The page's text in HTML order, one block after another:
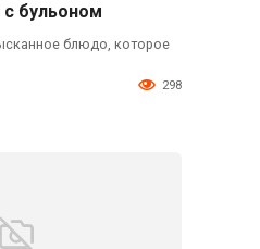
бульоном
блюдо, которое
298